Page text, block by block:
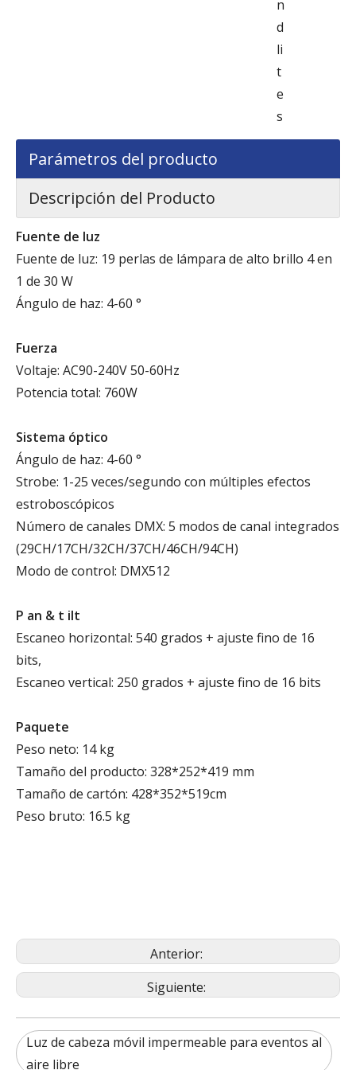
n
d
li
t
e
s
Parámetros del producto
Descripción del Producto
Fuente de luz
Fuente de luz: 19 perlas de lámpara de alto brillo 4 en
1 de 30 W
Ángulo de haz: 4-60 °
Fuerza
Voltaje: AC90-240V 50-60Hz
Potencia total: 760W
Sistema óptico
Ángulo de haz: 4-60 °
Strobe: 1-25 veces/segundo con múltiples efectos
estroboscópicos
Número de canales DMX: 5 modos de canal integrados
(29CH/17CH/32CH/37CH/46CH/94CH)
Modo de control: DMX512
P an & t ilt
Escaneo horizontal: 540 grados + ajuste fino de 16
bits,
Escaneo vertical: 250 grados + ajuste fino de 16 bits
Paquete
Peso neto: 14 kg
Tamaño del producto: 328*252*419 mm
Tamaño de cartón: 428*352*519cm
Peso bruto: 16.5 kg
Anterior:
Siguiente:
Luz de cabeza móvil impermeable para eventos al
aire libre